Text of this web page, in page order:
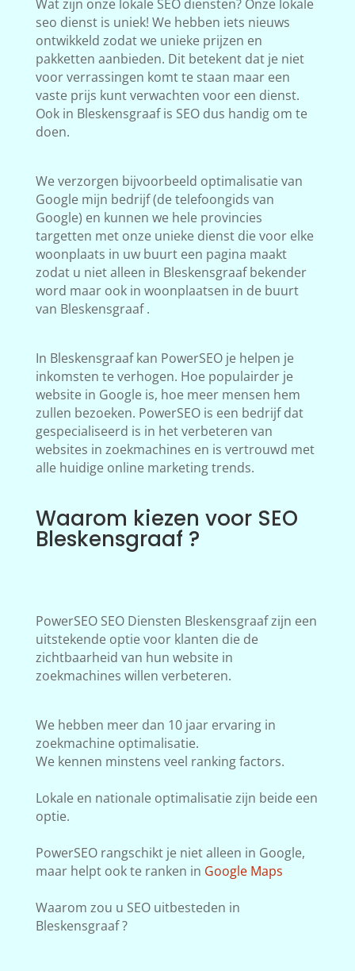
Wat zijn onze lokale SEO diensten? Onze lokale
seo dienst is uniek! We hebben iets nieuws
ontwikkeld zodat we unieke prijzen en
pakketten aanbieden. Dit betekent dat je niet
voor verrassingen komt te staan maar een
vaste prijs kunt verwachten voor een dienst.
Ook in Bleskensgraaf is SEO dus handig om te
doen.
We verzorgen bijvoorbeeld optimalisatie van
Google mijn bedrijf (de telefoongids van
Google) en kunnen we hele provincies
targetten met onze unieke dienst die voor elke
woonplaats in uw buurt een pagina maakt
zodat u niet alleen in Bleskensgraaf bekender
word maar ook in woonplaatsen in de buurt
van Bleskensgraaf .
In Bleskensgraaf kan PowerSEO je helpen je
inkomsten te verhogen. Hoe populairder je
website in Google is, hoe meer mensen hem
zullen bezoeken. PowerSEO is een bedrijf dat
gespecialiseerd is in het verbeteren van
websites in zoekmachines en is vertrouwd met
alle huidige online marketing trends.
Waarom kiezen voor SEO
Bleskensgraaf ?
PowerSEO SEO Diensten Bleskensgraaf zijn een
uitstekende optie voor klanten die de
zichtbaarheid van hun website in
zoekmachines willen verbeteren.
We hebben meer dan 10 jaar ervaring in
zoekmachine optimalisatie.
We kennen minstens veel ranking factors.
Lokale en nationale optimalisatie zijn beide een
optie.
PowerSEO rangschikt je niet alleen in Google,
maar helpt ook te ranken in Google Maps
Waarom zou u SEO uitbesteden in
Bleskensgraaf ?